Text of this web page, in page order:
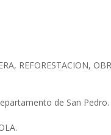
REFORESTACION,
de San Pedro.